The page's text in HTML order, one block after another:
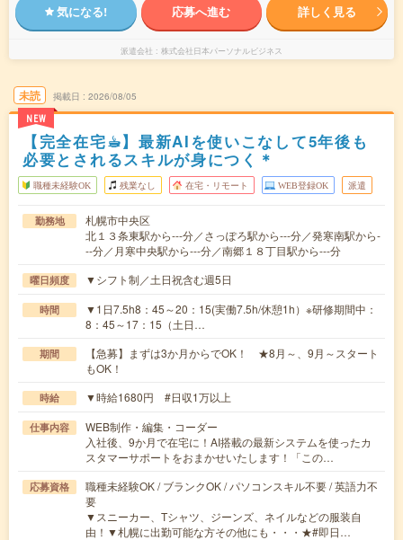
気になる! 応募へ進む 詳しく見る
派遣会社 株式会社日本パーソナルビジネス
未読
NEW
掲載日 2026/08/05
【完全在宅☕︎】最新AIを使いこなして5年後も
必要とされるスキルが身につく＊
職種未経験OK 残業なし 在宅・リモート WEB登録OK 派遣
勤務地
札幌市中央区
北１３条東駅から---分／さっぽろ駅から---分／発寒南駅から-
--分／月寒中央駅から---分／南郷１８丁目駅から---分
曜日頻度 ▼シフト制／土日祝含む週5日
時間
▼1日7.5h8：45～20：15(実働7.5h/休憩1h）※研修期間中：
8：45～17：15（土日…
期間
【急募】まずは3か月からでOK！ ★8月～、9月～スタート
もOK！
時給 ▼時給1680円 #日収1万以上
仕事内容
WEB制作・編集・コーダー
入社後、9か月で在宅に！AI搭載の最新システムを使ったカ
スタマーサポートをおまかせいたします！「この…
応募資格
職種未経験OK / ブランクOK / パソコンスキル不要 / 英語力不
要
▼スニーカー、Tシャツ、ジーンズ、ネイルなどの服装自
由！▼札幌に出勤可能な方その他にも・・・★#即日…